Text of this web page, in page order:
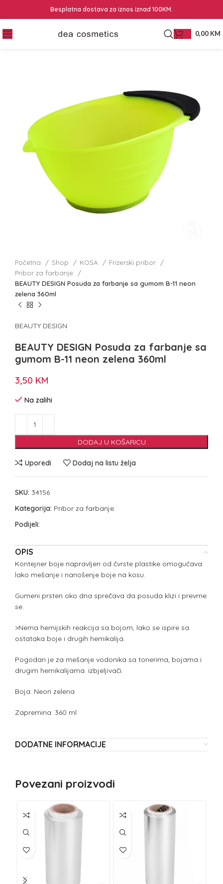
Besplatna dostava za iznos iznad 100KM.
0,00 KM
Početna Shop KOSA
Frizerski pribor
Pribor za farbanje
BEAUTY DESIGN Posuda za farbanje sa gumom B-11 neon
zelena 360ml
BEAUTY DESIGN
BEAUTY DESIGN Posuda za farbanje sa
gumom B-11 neon zelena 360ml
3,50 KM
Na zalihi
DODAJ U KOŠARICU
Uporedi Dodaj na listu želja
SKU: 34156
Kategorija: Pribor za farbanje
Podijeli:
OPIS
Kontejner boje napravljen od čvrste plastike omogućava
lako mešanje i nanošenje boje na kosu.
Gumeni prsten oko dna sprečava da posuda klizi i prevrne
se.
>Nema hemijskih reakcija sa bojom, lako se ispire sa
ostataka boje i drugih hemikalija.
Pogodan je za mešanje vodonika sa tonerima, bojama i
drugim hemikalijama. izbjeljivači.
Boja: Neon zelena
Zapremina: 360 ml
DODATNE INFORMACIJE
Povezani proizvodi